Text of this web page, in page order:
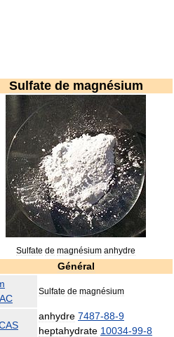
Sulfate de magnésium
Sulfate de magnésium anhydre
Général
Sulfate de magnésium
anhydre 7487-88-9
heptahydrate 10034-99-8